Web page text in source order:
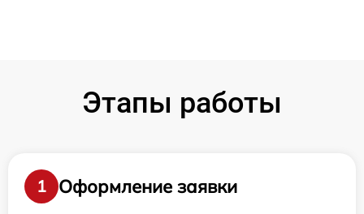
Этапы работы
1
Оформление заявки